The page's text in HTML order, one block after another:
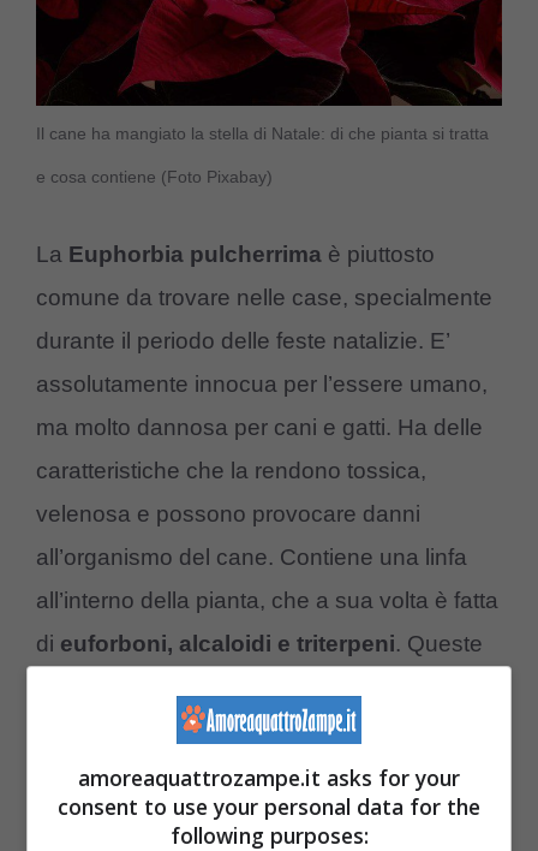
Il cane ha mangiato la stella di Natale: di che pianta si tratta
e cosa contiene (Foto Pixabay)
La Euphorbia pulcherrima è piuttosto
comune da trovare nelle case, specialmente
durante il periodo delle feste natalizie. E’
assolutamente innocua per l’essere umano,
ma molto dannosa per cani e gatti. Ha delle
caratteristiche che la rendono tossica,
velenosa e possono provocare danni
all’organismo del cane. Contiene una linfa
all’interno della pianta, che a sua volta è fatta
di euforboni, alcaloidi e triterpeni. Queste
anche l’esofago e lo stomaco, con profonde
irritazioni delle mucose dell’apparato
digerente.
amoreaquattrozampe.it asks for your
consent to use your personal data for the
following purposes: